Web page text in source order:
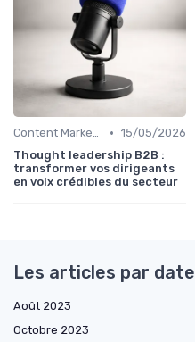
Content Marketing & SEO • 15/05/2026
Thought leadership B2B :
transformer vos dirigeants
en voix crédibles du secteur
Les articles par date
Août 2023
Octobre 2023